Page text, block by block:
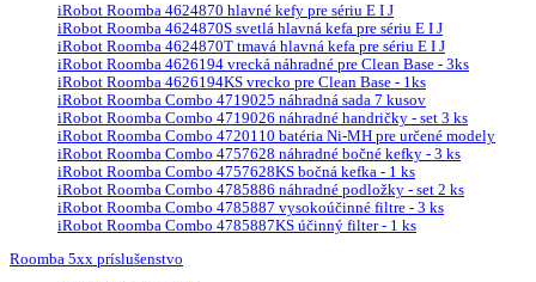
iRobot Roomba 4624870 hlavné kefy pre sériu E I J
iRobot Roomba 4624870S svetlá hlavná kefa pre sériu E I J
iRobot Roomba 4624870T tmavá hlavná kefa pre sériu E I J
iRobot Roomba 4626194 vrecká náhradné pre Clean Base - 3ks
iRobot Roomba 4626194KS vrecko pre Clean Base - 1ks
iRobot Roomba Combo 4719025 náhradná sada 7 kusov
iRobot Roomba Combo 4719026 náhradné handričky - set 3 ks
iRobot Roomba Combo 4720110 batéria Ni-MH pre určené modely
iRobot Roomba Combo 4757628 náhradné bočné kefky - 3 ks
iRobot Roomba Combo 4757628KS bočná kefka - 1 ks
iRobot Roomba Combo 4785886 náhradné podložky - set 2 ks
iRobot Roomba Combo 4785887 vysokoúčinné filtre - 3 ks
iRobot Roomba Combo 4785887KS účinný filter - 1 ks
Roomba 5xx príslušenstvo